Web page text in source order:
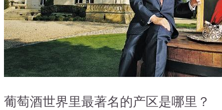
葡萄酒世界里最著名的产区是哪里？